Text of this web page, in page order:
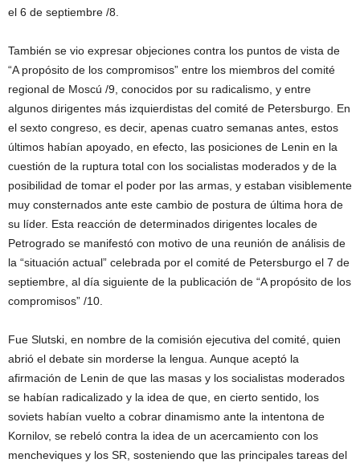
el 6 de septiembre /8.
También se vio expresar objeciones contra los puntos de vista de
“A propósito de los compromisos” entre los miembros del comité
regional de Moscú /9, conocidos por su radicalismo, y entre
algunos dirigentes más izquierdistas del comité de Petersburgo. En
el sexto congreso, es decir, apenas cuatro semanas antes, estos
últimos habían apoyado, en efecto, las posiciones de Lenin en la
cuestión de la ruptura total con los socialistas moderados y de la
posibilidad de tomar el poder por las armas, y estaban visiblemente
muy consternados ante este cambio de postura de última hora de
su líder. Esta reacción de determinados dirigentes locales de
Petrogrado se manifestó con motivo de una reunión de análisis de
la “situación actual” celebrada por el comité de Petersburgo el 7 de
septiembre, al día siguiente de la publicación de “A propósito de los
compromisos” /10.
Fue Slutski, en nombre de la comisión ejecutiva del comité, quien
abrió el debate sin morderse la lengua. Aunque aceptó la
afirmación de Lenin de que las masas y los socialistas moderados
se habían radicalizado y la idea de que, en cierto sentido, los
soviets habían vuelto a cobrar dinamismo ante la intentona de
Kornilov, se rebeló contra la idea de un acercamiento con los
mencheviques y los SR, sosteniendo que las principales tareas del